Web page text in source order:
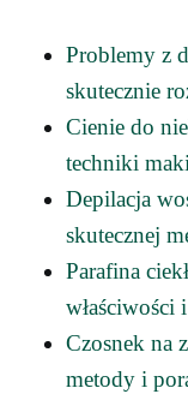
Problemy z
skutecznie
Cienie do
techniki
Depilacja
skutecznej
Parafina
właściwości
Czosnek na
metody i